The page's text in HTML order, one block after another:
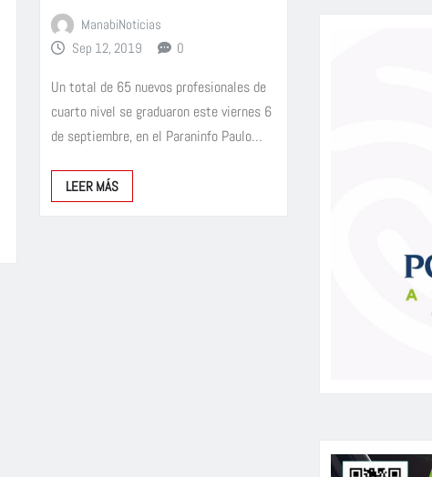
ManabiNoticias
Sep 12, 2019
0
Un total de 65 nuevos profesionales de
cuarto nivel se graduaron este viernes 6
de septiembre, en el Paraninfo Paulo…
LEER MÁS